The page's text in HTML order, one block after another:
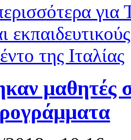
για
της Ιταλίας
μαθητές